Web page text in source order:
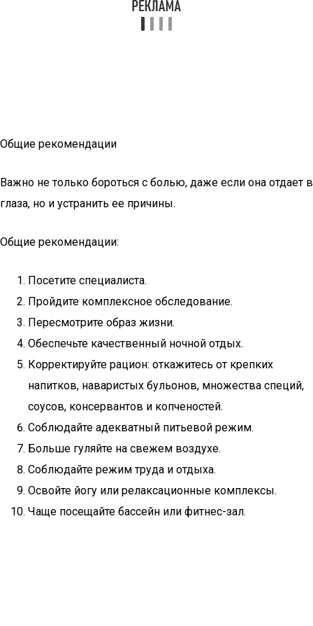
Общие рекомендации
Важно не только бороться с болью, даже если она отдает в
глаза, но и устранить ее причины.
Общие рекомендации:
Посетите специалиста.
Пройдите комплексное обследование.
Пересмотрите образ жизни.
Обеспечьте качественный ночной отдых.
Корректируйте рацион: откажитесь от крепких
напитков, наваристых бульонов, множества специй,
соусов, консервантов и копченостей.
Соблюдайте адекватный питьевой режим.
Больше гуляйте на свежем воздухе.
Соблюдайте режим труда и отдыха.
Освойте йогу или релаксационные комплексы.
Чаще посещайте бассейн или фитнес-зал.